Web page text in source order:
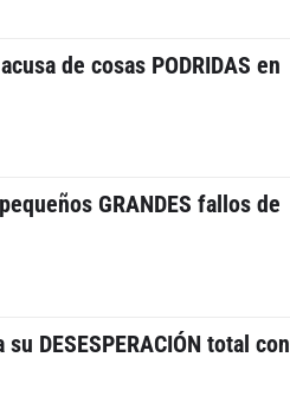
de cosas PODRIDAS en
GRANDES fallos de
DESESPERACIÓN total con